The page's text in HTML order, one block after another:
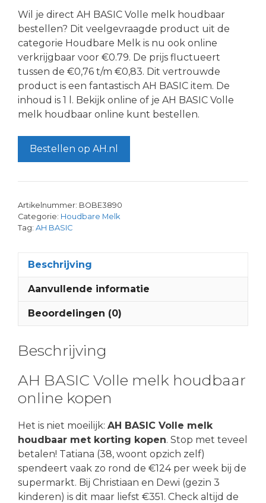
Wil je direct AH BASIC Volle melk houdbaar
bestellen? Dit veelgevraagde product uit de
categorie Houdbare Melk is nu ook online
verkrijgbaar voor €0.79. De prijs fluctueert
tussen de €0,76 t/m €0,83. Dit vertrouwde
product is een fantastisch AH BASIC item. De
inhoud is 1 l. Bekijk online of je AH BASIC Volle
melk houdbaar online kunt bestellen.
Bestellen op AH.nl
Artikelnummer: BOBE3890
Categorie: Houdbare Melk
Tag: AH BASIC
Beschrijving
Aanvullende informatie
Beoordelingen (0)
Beschrijving
AH BASIC Volle melk houdbaar
online kopen
Het is niet moeilijk: AH BASIC Volle melk
houdbaar met korting kopen. Stop met teveel
betalen! Tatiana (38, woont opzich zelf)
spendeert vaak zo rond de €124 per week bij de
supermarkt. Bij Christiaan en Dewi (gezin 3
kinderen) is dit maar liefst €351. Check altijd de